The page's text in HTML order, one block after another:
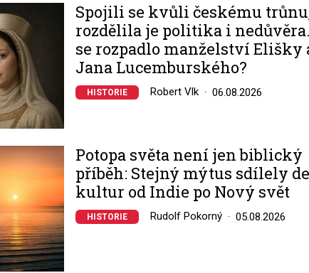
Spojili se kvůli českému
rozdělila je politika i
se rozpadlo manželství Elišky
Jana Lucemburského?
HISTORIE Robert Vlk 06.08.2026
Potopa světa není jen biblický
příběh: Stejný mýtus sdílely
kultur od Indie po Nový svět
HISTORIE Rudolf Pokorný 05.08.2026